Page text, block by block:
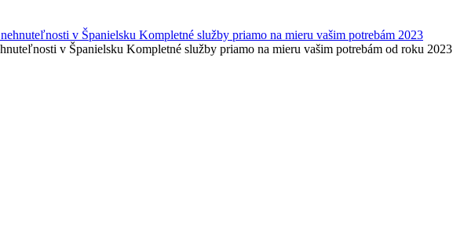
v Španielsku Kompletné služby priamo na mieru vašim potrebám od roku 2023